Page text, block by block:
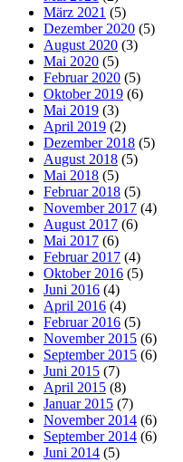
März 2021 (5)
Dezember 2020 (5)
August 2020 (3)
Mai 2020 (5)
Februar 2020 (5)
Oktober 2019 (6)
Mai 2019 (3)
April 2019 (2)
Dezember 2018 (5)
August 2018 (5)
Mai 2018 (5)
Februar 2018 (5)
November 2017 (4)
August 2017 (6)
Mai 2017 (6)
Februar 2017 (4)
Oktober 2016 (5)
Juni 2016 (4)
April 2016 (4)
Februar 2016 (5)
November 2015 (6)
September 2015 (6)
Juni 2015 (7)
April 2015 (8)
Januar 2015 (7)
November 2014 (6)
September 2014 (6)
Juni 2014 (5)